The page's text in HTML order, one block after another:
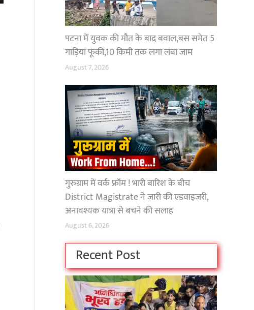
पटना में युवक की मौत के बाद बवाल,बस समेत 5
गाड़ियां फूंकीं,10 किमी तक लगा लंबा जाम
August 7, 2026
गुरुग्राम में वर्क फ्रॉम ! भारी बारिश के बीच
District Magistrate ने जारी की एडवाइजरी,
अनावश्यक यात्रा से बचने की सलाह
August 6, 2026
Recent Post